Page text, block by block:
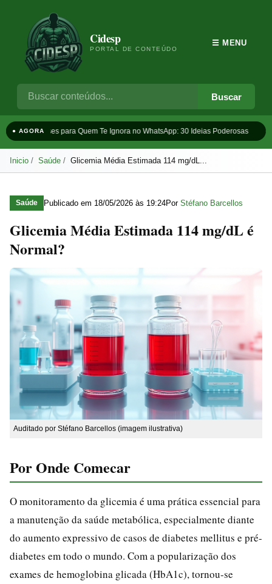
Cidesp
PORTAL DE CONTEÚDO
Buscar
☰ MENU
● AGORAFrases para Quem Te Ignora no WhatsApp: 30 Ideias Poderosas
Inicio Saúde Glicemia Média Estimada 114 mg/dL...
Saúde Publicado em 18/05/2026 às 19:24Por Stéfano Barcellos
Glicemia Média Estimada 114 mg/dL é
Normal?
Auditado por Stéfano Barcellos (imagem ilustrativa)
Por Onde Comecar
O monitoramento da glicemia é uma prática essencial para
a manutenção da saúde metabólica, especialmente diante
do aumento expressivo de casos de diabetes mellitus e pré-
diabetes em todo o mundo. Com a popularização dos
exames de hemoglobina glicada (HbA1c), tornou-se